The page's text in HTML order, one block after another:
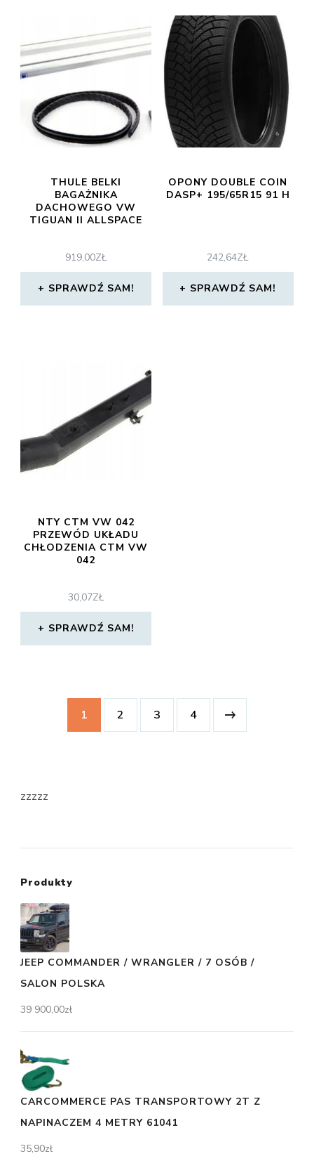
THULE BELKI
BAGAŻNIKA
DACHOWEGO VW
TIGUAN II ALLSPACE
919,00ZŁ
SPRAWDŹ SAM!
OPONY DOUBLE COIN
DASP+ 195/65R15 91 H
242,64ZŁ
SPRAWDŹ SAM!
NTY CTM VW 042
PRZEWÓD UKŁADU
CHŁODZENIA CTM VW
042
30,07ZŁ
SPRAWDŹ SAM!
1 2 3 4
zzzzz
Produkty
JEEP COMMANDER / WRANGLER / 7 OSÓB /
SALON POLSKA
39 900,00zł
CARCOMMERCE PAS TRANSPORTOWY 2T Z
NAPINACZEM 4 METRY 61041
35,90zł